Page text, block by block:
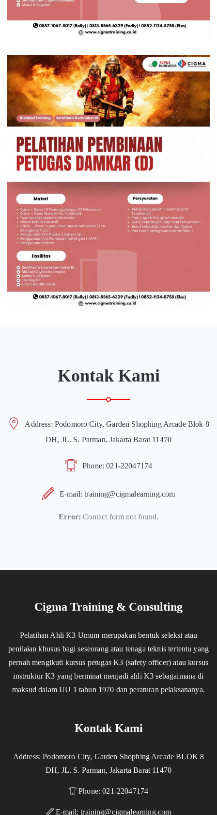
Kontak Kami
Address: Podomoro City, Garden Shophing Arcade Blok 8
DH, JL. S. Parman, Jakarta Barat 11470
Phone:021-22047174
E-mail:training@cigmalearning.com
Error: Contact form not found.
Cigma Training & Consulting
Pelatihan Ahli K3 Umum merupakan bentuk seleksi atau
penilaian khusus bagi seseorang atau tenaga teknis tertentu yang
pernah mengikuti kursus petugas K3 (safety officer) atau kursus
instruktur K3 yang berminat menjadi ahli K3 sebagaimana di
maksud dalam UU 1 tahun 1970 dan peraturan pelaksananya.
Kontak Kami
Address: Podomoro City, Garden Shophing Arcade BLOK 8
DH, JL. S. Parman, Jakarta Barat 11470
Phone: 021-22047174
E-mail:training@cigmalearning.com